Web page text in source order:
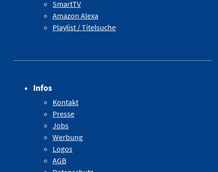
SmartTV
Amazon Alexa
Playlist / Titelsuche
Infos
Kontakt
Presse
Jobs
Werbung
Logos
AGB